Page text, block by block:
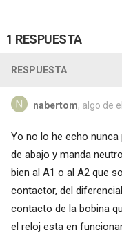
1 RESPUESTA
RESPUESTA
nabertom, algo de
Yo no lo he echo nunca
de abajo y manda
bien al A1 o al A2 que
contactor, del
contacto de la bobina
el reloj esta en